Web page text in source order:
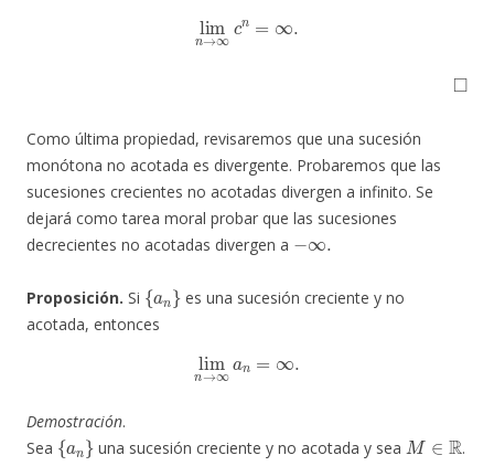
limn →∞ n=∞
◻
Como última propiedad, revisaremos que una sucesión
monótona no acotada es divergente. Probaremos que las
sucesiones crecientes no acotadas divergen a infinito. Se
dejará como tarea moral probar que las sucesiones
decrecientes no acotadas divergen a
−∞ .
Proposición. Si
{a n}
es una sucesión creciente y no
acotada, entonces
limn → ∞an=∞
Demostración.
Sea
{an}
una sucesión creciente y no acotada y sea
M∈ R
.